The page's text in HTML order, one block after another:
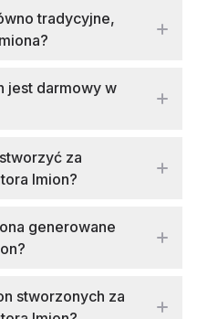
tradycyjne,
jest darmowy w
za
Imion?
generowane
stworzonych za